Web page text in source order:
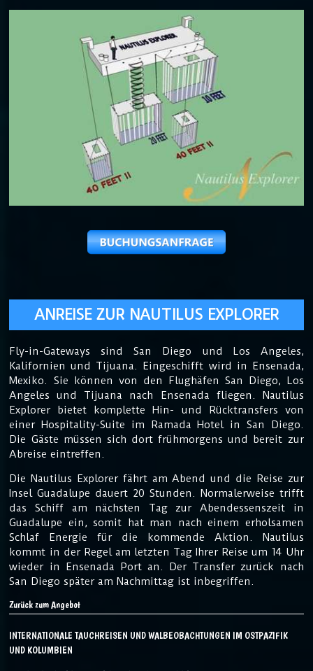
ANREISE ZUR NAUTILUS EXPLORER
Fly-in-Gateways sind San Diego und Los Angeles,
Kalifornien und Tijuana. Eingeschifft wird in Ensenada,
Mexiko. Sie können von den Flughäfen San Diego, Los
Angeles und Tijuana nach Ensenada fliegen. Nautilus
Explorer bietet komplette Hin- und Rücktransfers von
einer Hospitality-Suite im Ramada Hotel in San Diego.
Die Gäste müssen sich dort frühmorgens und bereit zur
Abreise eintreffen.
Die Nautilus Explorer fährt am Abend und die Reise zur
Insel Guadalupe dauert 20 Stunden. Normalerweise trifft
das Schiff am nächsten Tag zur Abendessenszeit in
Guadalupe ein, somit hat man nach einem erholsamen
Schlaf Energie für die kommende Aktion. Nautilus
kommt in der Regel am letzten Tag Ihrer Reise um 14 Uhr
wieder in Ensenada Port an. Der Transfer zurück nach
San Diego später am Nachmittag ist inbegriffen.
Zurück zum Angebot
INTERNATIONALE TAUCHREISEN UND WALBEOBACHTUNGEN IM OSTPAZIFIK
UND KOLUMBIEN